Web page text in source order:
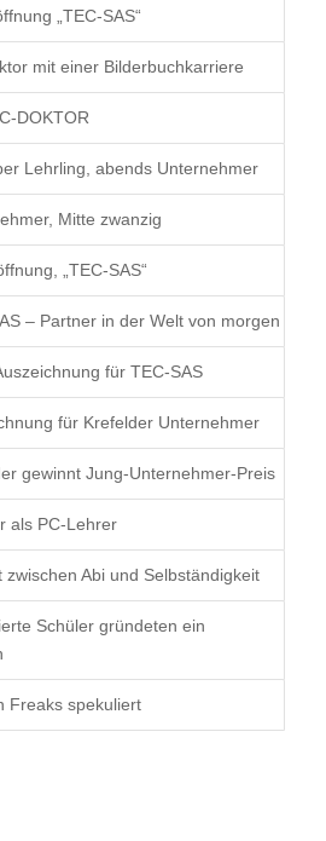
„TEC-SAS“
mit einer Bilderbuchkarriere
DOKTOR
Lehrling, abends Unternehmer
Mitte zwanzig
„TEC-SAS“
– Partner in der Welt von morgen
für TEC-SAS
für Krefelder Unternehmer
gewinnt Jung-Unternehmer-Preis
als PC-Lehrer
Abi und Selbständigkeit
Schüler gründeten ein
Freaks spekuliert